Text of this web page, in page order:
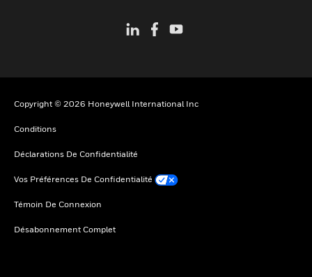
Copyright © 2026 Honeywell International Inc
Conditions
Déclarations De Confidentialité
Vos Préférences De Confidentialité
Témoin De Connexion
Désabonnement Complet